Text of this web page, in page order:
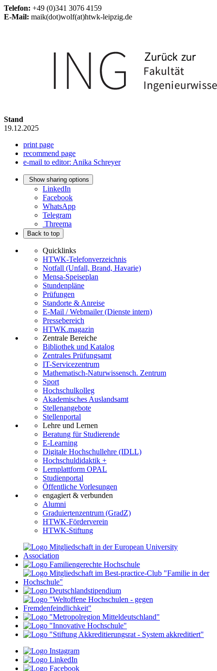
Telefon: +49 (0)341 3076 4159
E-Mail: maik(dot)wolf(at)htwk-leipzig.de
Stand
19.12.2025
print page
recommend page
e-mail to editor: Anika Schreyer
Show sharing options
LinkedIn
Facebook
WhatsApp
Telegram
Threema
Back to top
Quicklinks
HTWK-Telefonverzeichnis
Notfall (Unfall, Brand, Havarie)
Mensa-Speiseplan
Stundenpläne
Prüfungen
Standorte & Anreise
E-Mail / Webmailer (Dienste intern)
Pressebereich
HTWK.magazin
Zentrale Bereiche
Bibliothek und Katalog
Zentrales Prüfungsamt
IT-Servicezentrum
Mathematisch-Naturwissensch. Zentrum
Sport
Hochschulkolleg
Akademisches Auslandsamt
Stellenangebote
Stellenportal
Lehre und Lernen
Beratung für Studierende
E-Learning
Digitale Hochschullehre (IDLL)
Hochschuldidaktik +
Lernplattform OPAL
Studienportal
Öffentliche Vorlesungen
engagiert & verbunden
Alumni
Graduiertenzentrum (GradZ)
HTWK-Förderverein
HTWK-Stiftung